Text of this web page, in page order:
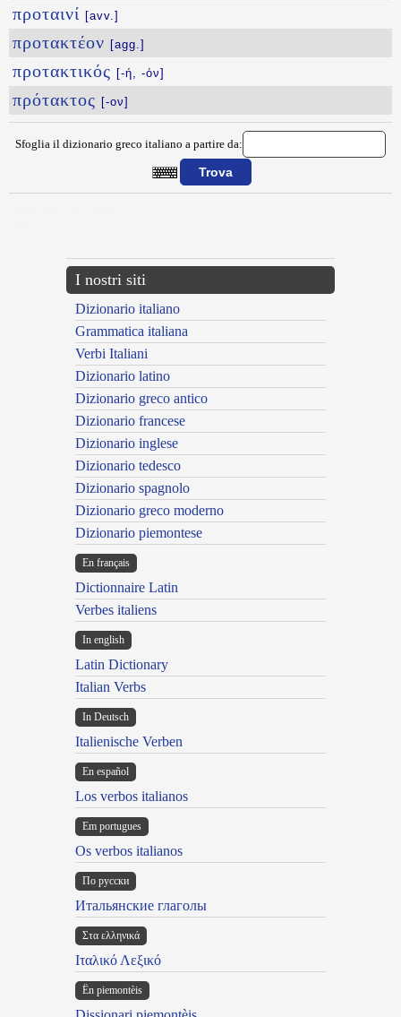
προταινί [avv.]
προτακτέον [agg.]
προτακτικός [-ή, -όν]
πρότακτος [-ον]
Sfoglia il dizionario greco italiano a partire da:
I nostri siti
Dizionario italiano
Grammatica italiana
Verbi Italiani
Dizionario latino
Dizionario greco antico
Dizionario francese
Dizionario inglese
Dizionario tedesco
Dizionario spagnolo
Dizionario greco moderno
Dizionario piemontese
En français
Dictionnaire Latin
Verbes italiens
In english
Latin Dictionary
Italian Verbs
In Deutsch
Italienische Verben
En español
Los verbos italianos
Em portugues
Os verbos italianos
По русски
Итальянские глаголы
Στα ελληνικά
Ιταλικό Λεξικό
Ën piemontèis